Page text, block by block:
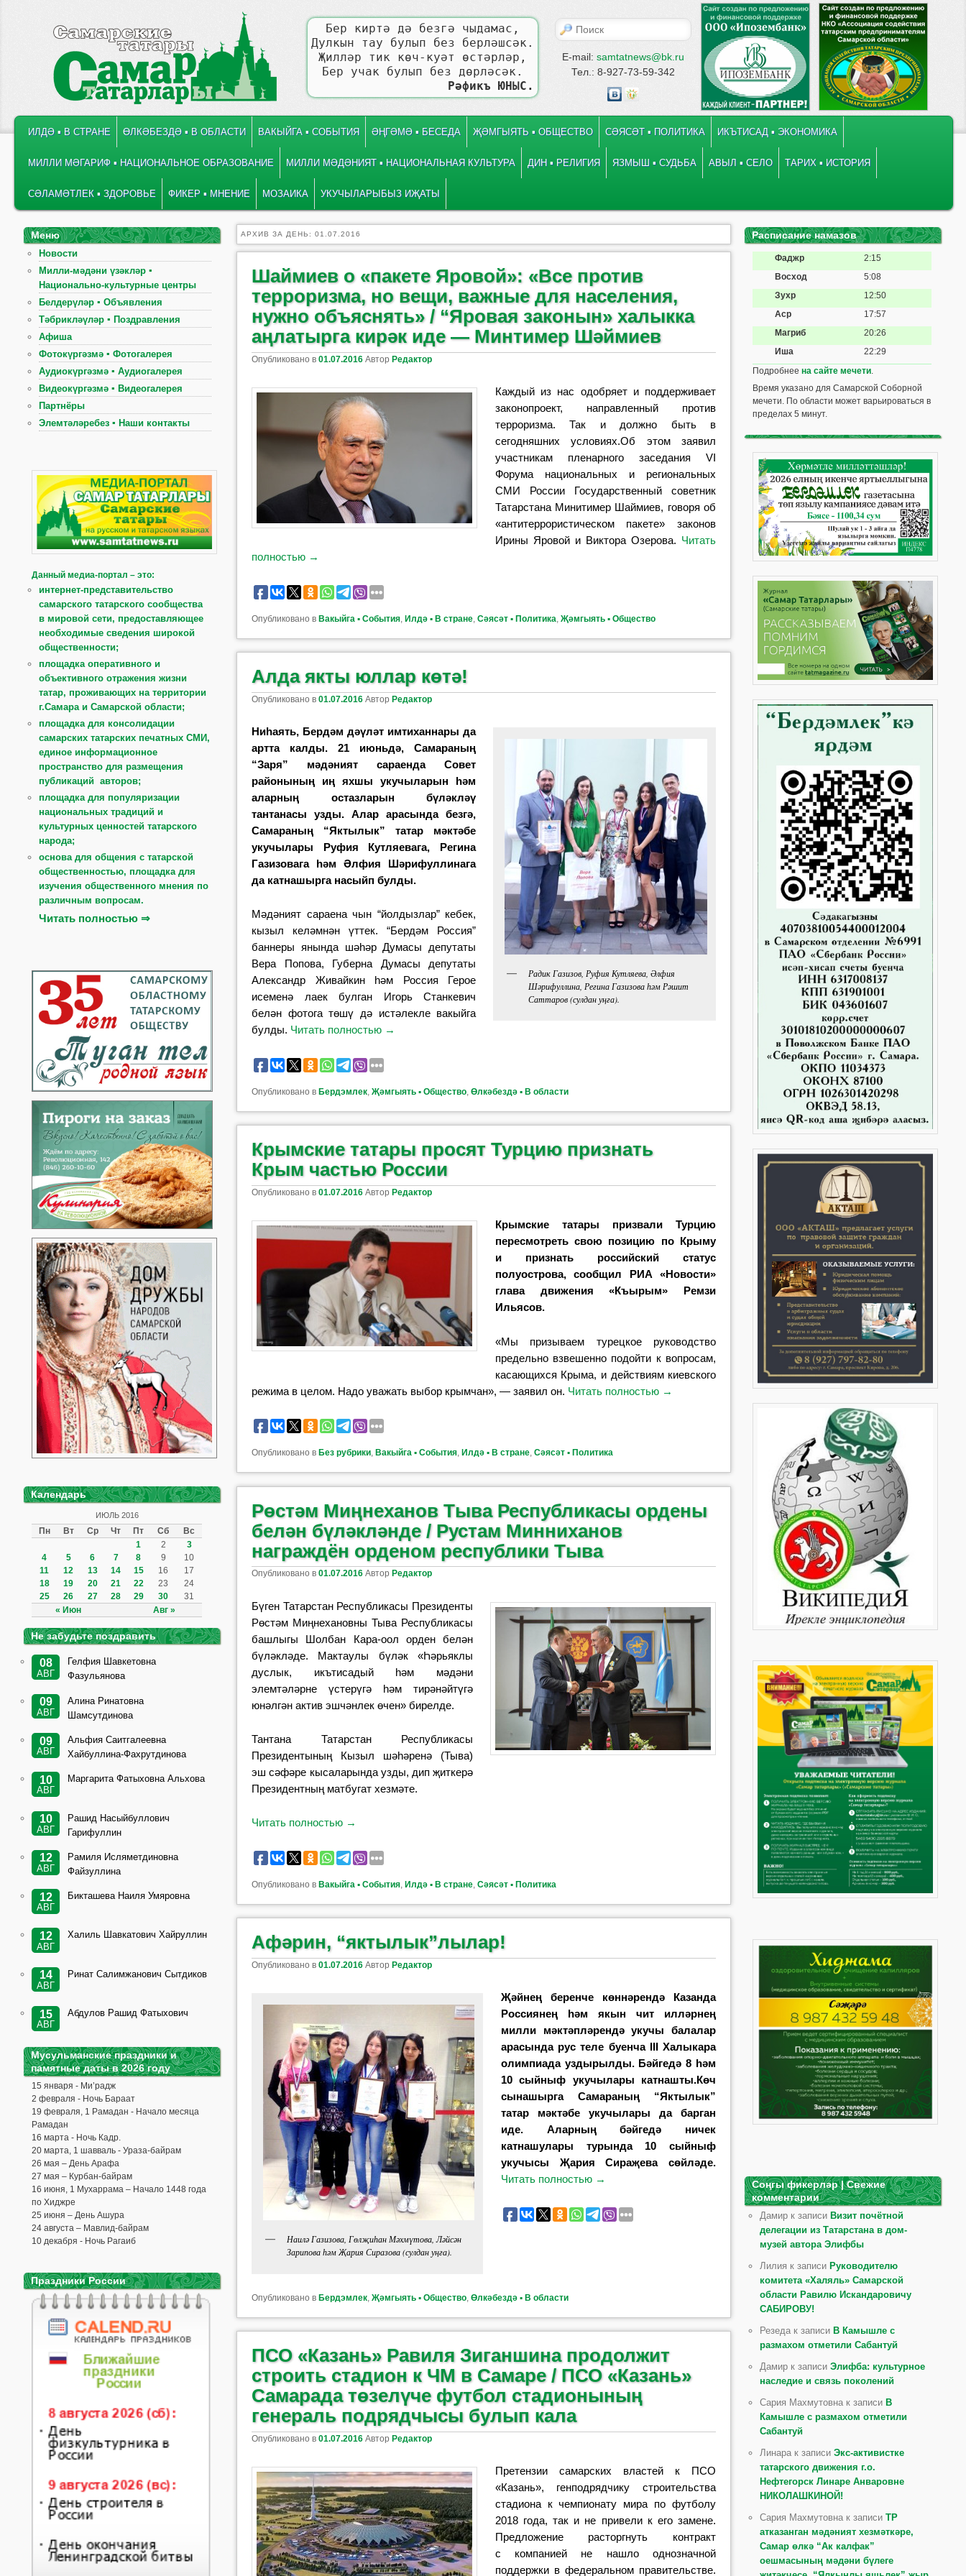
Бер киртә дә безгә чыдамас,
Дулкын тау булып без берләшсәк.
Җилләр тик көч-куәт өстәрләр,
Бер учак булып без дөрләсәк.
Рәфикъ ЮНЫС.
E-mail: samtatnews@bk.ru
Тел.: 8-927-73-59-342
ПЕРЕЙТИ К ОСНОВНОМУ СОДЕРЖИМОМУ
ПЕРЕЙТИ К ДОПОЛНИТЕЛЬНОМУ СОДЕРЖИМОМУ
ИЛДӘ ▪ В СТРАНЕ ӨЛКӘБЕЗДӘ ▪ В ОБЛАСТИ ВАКЫЙГА ▪ СОБЫТИЯ ӘҢГӘМӘ ▪ БЕСЕДА ҖӘМГЫЯТЬ ▪ ОБЩЕСТВО СӘЯСӘТ ▪ ПОЛИТИКА ИКЪТИСАД ▪ ЭКОНОМИКА
МИЛЛИ МӘГАРИФ ▪ НАЦИОНАЛЬНОЕ ОБРАЗОВАНИЕ МИЛЛИ МӘДӘНИЯТ ▪ НАЦИОНАЛЬНАЯ КУЛЬТУРА ДИН ▪ РЕЛИГИЯ ЯЗМЫШ ▪ СУДЬБА АВЫЛ ▪ СЕЛО ТАРИХ ▪ ИСТОРИЯ
СӘЛАМӘТЛЕК ▪ ЗДОРОВЬЕ ФИКЕР ▪ МНЕНИЕ МОЗАИКА УКУЧЫЛАРЫБЫЗ ИҖАТЫ
АРХИВ ЗА ДЕНЬ:01.07.2016
Шаймиев о «пакете Яровой»: «Все против
терроризма, но вещи, важные для населения,
нужно объяснять» / “Яровая законын» халыкка
аңлатырга кирәк иде — Минтимер Шәймиев
Опубликовано в01.07.2016 АвторРедактор
Каждый из нас одобряет и поддерживает
законопроект, направленный против
терроризма. Так и должно быть в
сегодняшних условиях.Об этом заявил
участникам пленарного заседания VI
Форума национальных и региональных
СМИ России Государственный советник
Татарстана Минитимер Шаймиев, говоря об
«антитеррористическом пакете» законов
Ирины Яровой и Виктора Озерова. Читать
полностью →
Опубликовано в Вакыйга ▪ События ,Илдә ▪ В стране ,Сәясәт ▪ Политика ,Җәмгыять ▪ Общество
Алда якты юллар көтә!
Опубликовано в01.07.2016 АвторРедактор
Радик Газизов, Руфия Кутляева, Әлфия
Шәрифуллина, Регина Газизова һәм Рәшит
Саттаров (сулдан уңга).
Ниһаять, Бердәм дәүләт имтиханнары да
артта калды. 21 июньдә, Самараның
“Заря” мәдәният сараенда Совет
районының иң яхшы укучыларын һәм
аларның остазларын бүләкләү
тантанасы узды. Алар арасында безгә,
Самараның “Яктылык” татар мәктәбе
укучылары Руфия Кутляевага, Регина
Газизовага һәм Әлфия Шәрифуллинага
да катнашырга насыйп булды.
Мәдәният сараена чын “йолдызлар” кебек,
кызыл келәмнән үттек. “Бердәм Россия”
баннеры янында шәһәр Думасы депутаты
Вера Попова, Губерна Думасы депутаты
Александр Живайкин һәм Россия Герое
исеменә лаек булган Игорь Станкевич
белән фотога төшү дә истәлекле вакыйга
булды. Читать полностью →
Опубликовано в Бердэмлек,Җәмгыять ▪ Общество,Өлкәбездә ▪ В области
Крымские татары просят Турцию признать
Крым частью России
Опубликовано в01.07.2016 Автор Редактор
Крымские татары призвали Турцию
пересмотреть свою позицию по Крыму
и признать российский статус
полуострова, сообщил РИА «Новости»
глава движения «Къырым» Ремзи
Ильясов.
«Мы призываем турецкое руководство
предельно взвешенно подойти к вопросам,
касающихся Крыма, и действиям киевского
режима в целом. Надо уважать выбор крымчан», — заявил он. Читать полностью →
Опубликовано в Без рубрики, Вакыйга ▪ События, Илдә ▪ В стране,Сәясәт ▪ Политика
Рөстәм Миңнеханов Тыва Республикасы ордены
белән бүләкләнде / Рустам Минниханов
награждён орденом республики Тыва
Опубликовано в01.07.2016 Автор Редактор
Бүген Татарстан Республикасы Президенты
Рөстәм Миңнехановны Тыва Республикасы
башлыгы Шолбан Кара-оол орден белән
бүләкләде. Мактаулы бүләк «Һәрьяклы
дуслык, икътисадый һәм мәдәни
элемтәләрне үстерүгә һәм тирәнәйтүгә
юнәлгән актив эшчәнлек өчен» бирелде.
Тантана Татарстан Республикасы
Президентының Кызыл шәһәренә (Тыва)
эш сәфәре кысаларында узды, дип җиткерә
Президентның матбугат хезмәте.
Читать полностью →
Опубликовано в Вакыйга ▪ События,Илдә ▪ В стране,Сәясәт ▪ Политика
Афәрин, “яктылык”лылар!
Опубликовано в01.07.2016 Автор Редактор
Наилә Газизова, Гөлҗиһан Мәхмүтова, Ләйсән
Зарипова һәм Җария Сиразова (сулдан уңга).
Җәйнең беренче көннәрендә Казанда
Россиянең һәм якын чит илләрнең
милли мәктәпләрендә укучы балалар
арасында рус теле буенча III Халыкара
олимпиада уздырылды. Бәйгедә 8 һәм
10 сыйныф укучылары катнашты.Көч
сынашырга Самараның “Яктылык”
татар мәктәбе укучылары да барган
иде. Аларның бәйгедә ничек
катнашулары турында 10 сыйныф
укучысы Җария Сираҗева сөйләде.
Читать полностью →
Опубликовано в Бердэмлек,Җәмгыять ▪ Общество,Өлкәбездә ▪ В области
ПСО «Казань» Равиля Зиганшина продолжит
строить стадион к ЧМ в Самаре / ПСО «Казань»
Самарада төзелүче футбол стадионының
генераль подрядчысы булып кала
Опубликовано в01.07.2016 Автор Редактор
Претензии самарских властей к ПСО
«Казань», генподрядчику строительства
стадиона к чемпионату мира по футболу
2018 года, так и не привели к его замене.
Предложение расторгнуть контракт
с компанией не нашло однозначной
поддержки в федеральном правительстве.
Меню
Новости
Милли-мәдәни үзәкләр ▪
Национально-культурные центры
Белдерүләр ▪ Объявления
Тәбрикләүләр ▪ Поздравления
Афиша
Фотокүргәзмә ▪ Фотогалерея
Аудиокүргәзмә ▪ Аудиогалерея
Видеокүргәзмә ▪ Видеогалерея
Партнёры
Элемтәләребез ▪ Наши контакты
Данный медиа-портал – это:
интернет-представительство
самарского татарского сообщества
в мировой сети, предоставляющее
необходимые сведения широкой
общественности;
площадка оперативного и
объективного отражения жизни
татар, проживающих на территории
г.Самара и Самарской области;
площадка для консолидации
самарских татарских печатных СМИ,
единое информационное
пространство для размещения
публикаций авторов;
площадка для популяризации
национальных традиций и
культурных ценностей татарского
народа;
основа для общения с татарской
общественностью, площадка для
изучения общественного мнения по
различным вопросам.
Читать полностью ⇒
Календарь
ИЮЛЬ 2016
Пн Вт Ср Чт Пт Сб Вс
« Июн Авг »
1 2
3
4
5 6 7 8 9
10
11
12 13 14 15 16
17
18
19 20 21 22 23
24
25
26 27 28 29 30 31
Не забудьте поздравить
08
АВГ
Гелфия Шавкетовна
Фазульянова
09
АВГ
Алина Ринатовна
Шамсутдинова
09
АВГ
Альфия Саитгалеевна
Хайбуллина-Фахрутдинова
10
АВГ
Маргарита Фатыховна Альхова
10
АВГ
Рашид Насыйбуллович
Гарифуллин
12
АВГ
Рамиля Исляметдиновна
Файзуллина
12
АВГ
Бикташева Наиля Умяровна
12
АВГ
Халиль Шавкатович Хайруллин
14
АВГ
Ринат Салимжанович Сытдиков
15
АВГ
Абдулов Рашид Фатыхович
Мусульманские праздники и
памятные даты в 2026 году
15 января - Ми’радж
2 февраля - Ночь Бараат
19 февраля, 1 Рамадан - Начало месяца
Рамадан
16 марта - Ночь Кадр.
20 марта, 1 шавваль - Ураза-байрам
26 мая – День Арафа
27 мая – Курбан-байрам
16 июня, 1 Мухаррама – Начало 1448 года
по Хиджре
25 июня – День Ашура
24 августа – Мавлид-байрам
10 декабря - Ночь Рагаиб
Праздники России
Расписание намазов
Фаджр
2:15
Восход
5:08
Зухр
12:50
Аср
17:57
Магриб
20:26
Иша
22:29
Подробнеена сайте мечети.
Время указано для Самарской Соборной
мечети. По области может варьироваться в
пределах 5 минут.
Соңгы фикерләр | Свежие
комментарии
Дамир к записи Визит почётной
делегации из Татарстана в дом-
музей автора Элифбы
Лилия к записи Руководителю
комитета «Халяль» Самарской
области Равилю Искандаровичу
САБИРОВУ!
Резеда к записи В Камышле с
размахом отметили Сабантуй
Дамир к записиЭлифба: культурное
наследие и связь поколений
Сария Махмутовна к записи В
Камышле с размахом отметили
Сабантуй
Линара к записиЭкс-активистке
татарского движения г.о.
Нефтегорск Линаре Анваровне
НИКОЛАШКИНОЙ!
Сария Махмутовна к записиТР
атказанган мәдәният хезмәткәре,
Самар өлкә “Ак калфак”
оешмасының мәдәни бүлеге